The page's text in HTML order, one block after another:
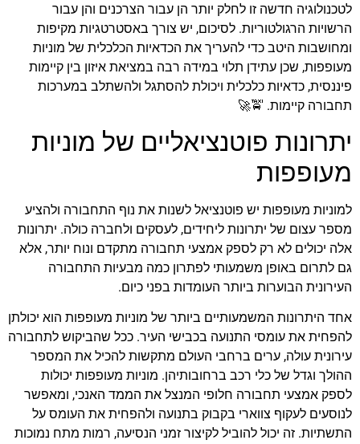
לטכנולוגיה חדשה זו לחלק יותר הן עבור הצרכנים והן עבור
הרשויות הרגולטוריות. לסיכום, יש צורך באסטרטגיות מקיפות
ומחושבות היטב כדי להעריך את הכדאיות הכלכלית של מוניות
מעופפות, שכן עתידן תלוי במידה רבה במציאת איזון בין קיימות
פיננסית, כדאיות כלכלית ויכולת להסתגל ולהשתלב במערכות
תחבורה קיימות. 🚖🚀
יתרונות פוטנציאליים של מוניות
מעופפות
למוניות מעופפות יש פוטנציאל לשנות את נוף התחבורה ולהציע
מספר עצום של יתרונות ליחידים, לעסקים ולחברה כולה. יתרונות
אלה יכולים לא רק לספק אמצעי תחבורה מתקדם ונוח יותר, אלא
גם לתרום באופן משמעותי לפתרון כמה מבעיות התחבורה
העירונית הבוערות ביותר העומדות בפני כיום.
אחד היתרונות המשמעותיים ביותר של מוניות מעופפות הוא יכולתן
להפחית את עומסי התנועה בכבישי העיר. ככל שהביקוש לתחבורה
עירונית עולה, ערים ברחבי העולם מתקשות להכיל את המספר
ההולך וגדל של כלי רכב ברחובותיהן. מוניות מעופפות יכולות
לספק אמצעי תחבורה חלופי המנצל את הממד האנכי, ומאפשר
לנוסעים לעקוף צווארי בקבוק בתנועה ולהפחית את העומס על
התשתיות. זה יכול להוביל לקיצור זמני הנסיעה, רמות מתח נמוכות